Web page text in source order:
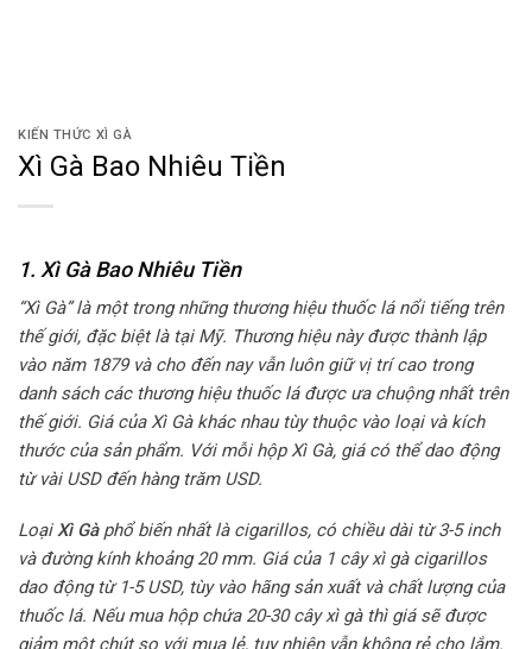
KIẾN THỨC XÌ GÀ
Xì Gà Bao Nhiêu Tiền
1. Xì Gà Bao Nhiêu Tiền
“Xì Gà” là một trong những thương hiệu thuốc lá nổi tiếng trên
thế giới, đặc biệt là tại Mỹ. Thương hiệu này được thành lập
vào năm 1879 và cho đến nay vẫn luôn giữ vị trí cao trong
danh sách các thương hiệu thuốc lá được ưa chuộng nhất trên
thế giới. Giá của Xì Gà khác nhau tùy thuộc vào loại và kích
thước của sản phẩm. Với mỗi hộp Xì Gà, giá có thể dao động
từ vài USD đến hàng trăm USD.
LoạiXì Gàphổ biến nhất là cigarillos, có chiều dài từ 3-5 inch
và đường kính khoảng 20 mm. Giá của 1 cây xì gà cigarillos
dao động từ 1-5 USD, tùy vào hãng sản xuất và chất lượng của
thuốc lá. Nếu mua hộp chứa 20-30 cây xì gà thì giá sẽ được
giảm một chút so với mua lẻ, tuy nhiên vẫn không rẻ cho lắm.